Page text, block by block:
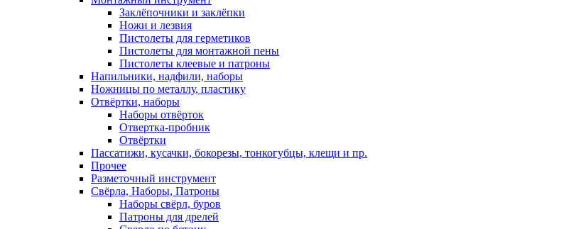
Заклёпочники и заклёпки
Ножи и лезвия
Пистолеты для герметиков
Пистолеты для монтажной пены
Пистолеты клеевые и патроны
Напильники, надфили, наборы
Ножницы по металлу, пластику
Отвёртки, наборы
Наборы отвёрток
Отвертка-пробник
Отвёртки
Пассатижи, кусачки, бокорезы, тонкогубцы, клещи и пр.
Прочее
Разметочный инструмент
Свёрла, Наборы, Патроны
Наборы свёрл, буров
Патроны для дрелей